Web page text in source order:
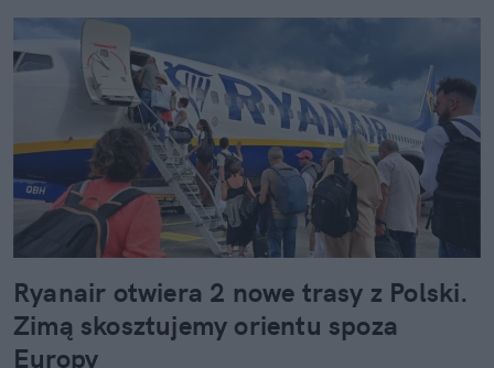
Ryanair otwiera 2 nowe trasy z Polski.
Zimą skosztujemy orientu spoza
Europy